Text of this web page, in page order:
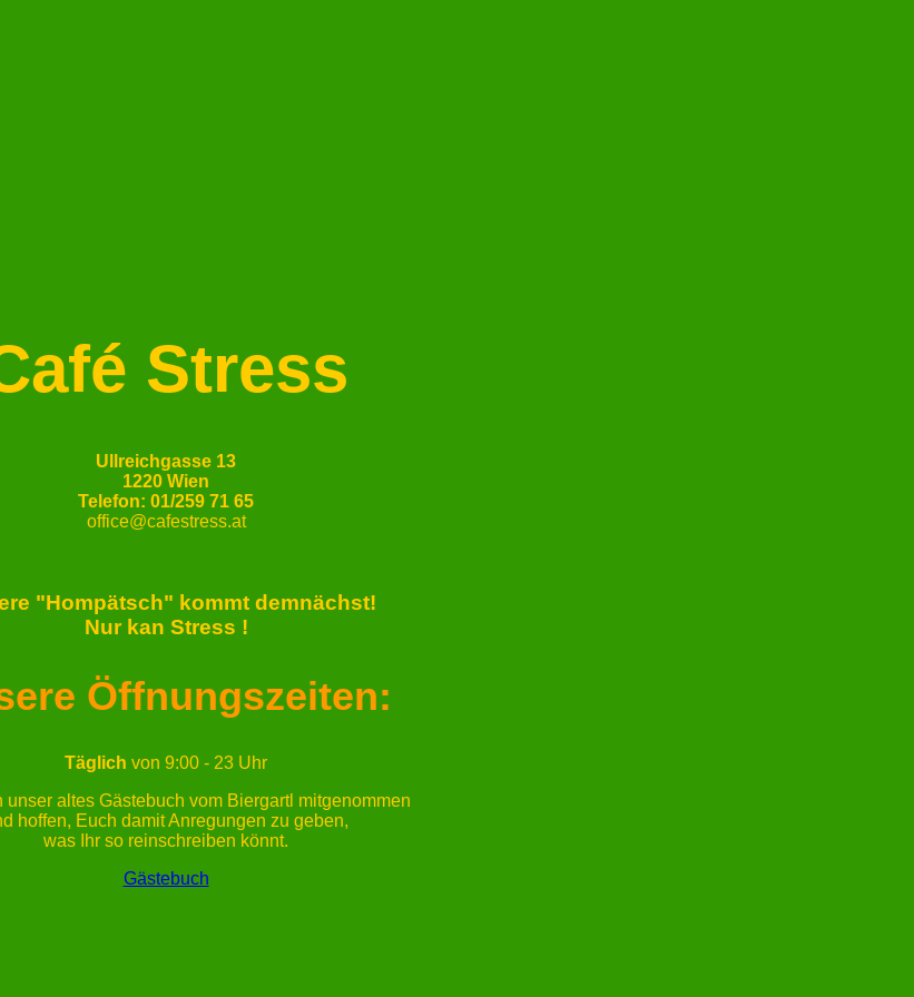
Stress
Ullreichgasse 13
1220 Wien
Telefon: 01/259 71 65
office@cafestress.at
"Hompätsch" kommt demnächst!
Nur kan Stress !
Öffnungszeiten:
Täglich von 9:00 - 23 Uhr
unser altes Gästebuch vom Biergartl mitgenommen
hoffen, Euch damit Anregungen zu geben,
was Ihr so reinschreiben könnt.
Gästebuch